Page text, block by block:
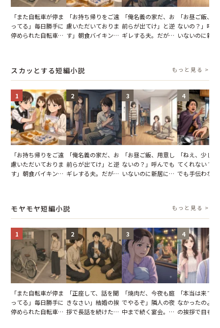
「また自転車が停ま
ってる」毎日勝手に
停められた自転車。
「お持ち帰りをご遠
慮いただいておりま
す」朝食バイキング
が一変
「俺名義の家だ、お
前らが出てけ」と逆
ギレする夫。だが、
「お昼ご飯、
ないの？」呼
いないのに新
スカッとする短編小説 もっと見る >
1
「お持ち帰りをご遠
慮いただいておりま
す」朝食バイキング
が一変
2
「俺名義の家だ、お
前らが出てけ」と逆
ギレする夫。だが、
3
「お昼ご飯、用意し
ないの？」呼んでも
いないのに新居にあ
4
「ねえ、少し
てくれない？
でも手伝わな
モヤモヤ短編小説 もっと見る >
1
「また自転車が停ま
ってる」毎日勝手に
停められた自転車。
2
「正座して、話を聞
きなさい」結婚の挨
拶で長話を続けた義
3
「焼肉だ、今夜も庭
でやるぞ」隣人の夜
中まで続く宴会。我
4
「本当は来て
なかったのよ
の挨拶で目も